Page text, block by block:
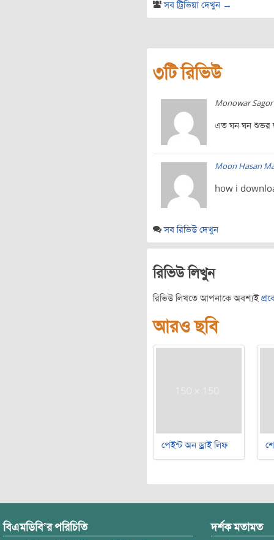
সব ট্রিভিয়া দেখুন →
৩টি রিভিউ
Monowar Sagor
এত ঘন ঘন শুভর
Moon Hasan
how i
সব রিভিউ দেখুন
রিভিউ লিখুন
রিভিউ লিখতে আপনাকে অবশ্যই
আরও ছবি
পেইন্ট অন ড্রাই লিফ
বিএমডিবি’র পরিচিতি দর্শক মতামত